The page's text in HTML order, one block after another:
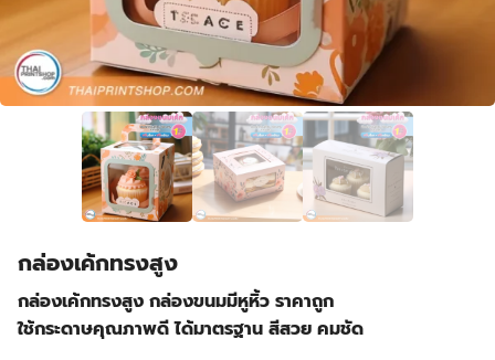
กล่องเค้กทรงสูง
กล่องเค้กทรงสูง กล่องขนมมีหูหิ้ว ราคาถูก
ใช้กระดาษคุณภาพดี ได้มาตรฐาน สีสวย คมชัด